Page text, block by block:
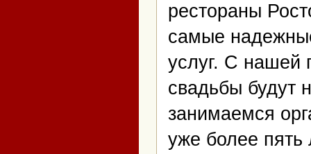
рестораны
самые
услуг. С нашей
свадьбы будут
занимаемся
уже более пять